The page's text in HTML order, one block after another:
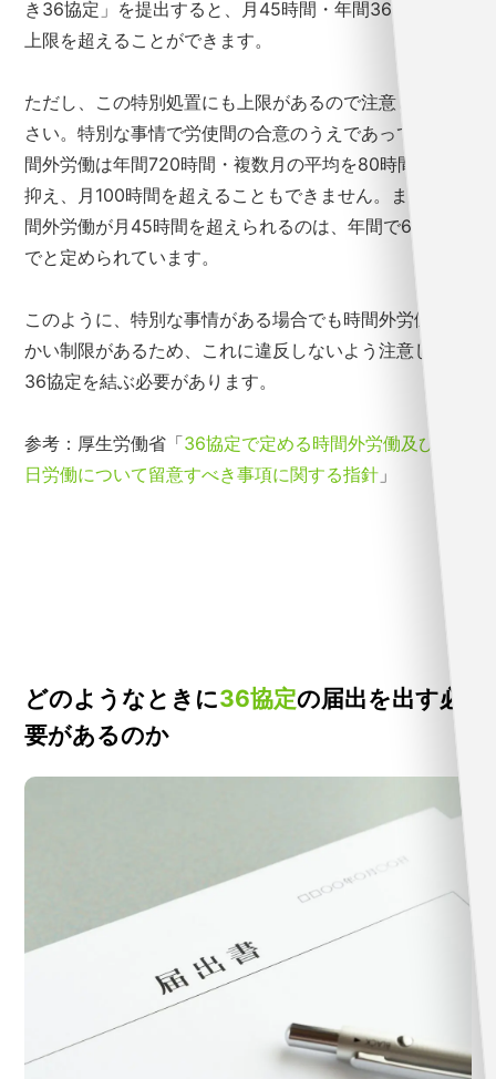
き36協定」を提出すると、月45時間・年間360時間の
上限を超えることができます。
ただし、この特別処置にも上限があるので注意してくだ
さい。特別な事情で労使間の合意のうえであっても、時
間外労働は年間720時間・複数月の平均を80時間以内に
抑え、月100時間を超えることもできません。また、時
間外労働が月45時間を超えられるのは、年間で6ヶ月ま
でと定められています。
このように、特別な事情がある場合でも時間外労働は細
かい制限があるため、これに違反しないよう注意して
36協定を結ぶ必要があります。
参考：厚生労働省「36協定で定める時間外労働及び休
日労働について留意すべき事項に関する指針 」
どのようなときに36協定の届出を出す必
要があるのか